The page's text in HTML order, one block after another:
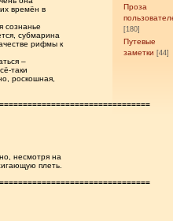
Проза
[180]
Путевые
заметки [44]
времён в
сознанье
субмарина
рифмы к
–
таки
роскошная,
несмотря на
плеть.